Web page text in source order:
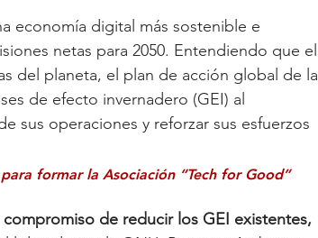
economía digital más sostenible e
netas para 2050. Entendiendo que el
del planeta, el plan de acción global de la
de efecto invernadero (GEI) al
sus operaciones y reforzar sus esfuerzos
formar la Asociación “Tech for Good”
de reducir los GEI existentes,